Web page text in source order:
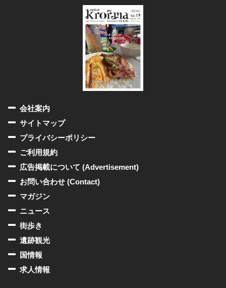
会社案内
サイトマップ
プライバシーポリシー
ご利用規約
広告掲載について (Advertisement)
お問い合わせ (Contact)
マガジン
ニュース
街歩き
遺跡観光
国情報
求人情報